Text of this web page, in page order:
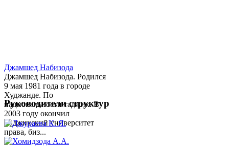
Джамшед Набизода
Джамшед Набизода. Родился
9 мая 1981 года в городе
Худжанде. По
национальности таджик. В
2003 году окончил
Таджикский университет
права, биз...
Руководители структур